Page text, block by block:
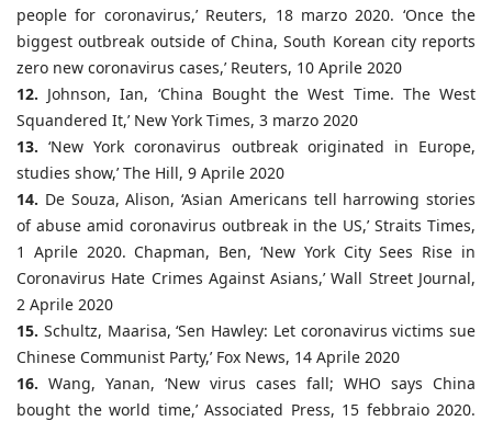
people for coronavirus,’ Reuters, 18 marzo 2020. ‘Once the
biggest outbreak outside of China, South Korean city reports
zero new coronavirus cases,’ Reuters, 10 Aprile 2020
12. Johnson, Ian, ‘China Bought the West Time. The West
Squandered It,’ New York Times, 3 marzo 2020
13. ‘New York coronavirus outbreak originated in Europe,
studies show,’ The Hill, 9 Aprile 2020
14. De Souza, Alison, ‘Asian Americans tell harrowing stories
of abuse amid coronavirus outbreak in the US,’ Straits Times,
1 Aprile 2020. Chapman, Ben, ‘New York City Sees Rise in
Coronavirus Hate Crimes Against Asians,’ Wall Street Journal,
2 Aprile 2020
15. Schultz, Maarisa, ‘Sen Hawley: Let coronavirus victims sue
Chinese Communist Party,’ Fox News, 14 Aprile 2020
16. Wang, Yanan, ‘New virus cases fall; WHO says China
bought the world time,’ Associated Press, 15 febbraio 2020.